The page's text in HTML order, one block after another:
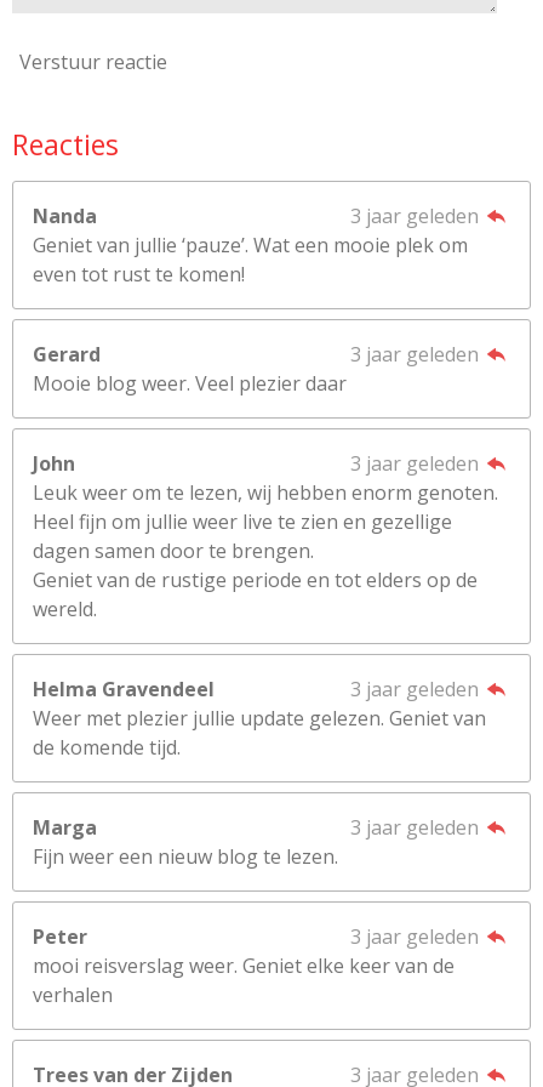
Verstuur reactie
Reacties
Nanda
3 jaar geleden
Geniet van jullie ‘pauze’. Wat een mooie plek om
even tot rust te komen!
Gerard
3 jaar geleden
Mooie blog weer. Veel plezier daar
John
3 jaar geleden
Leuk weer om te lezen, wij hebben enorm genoten.
Heel fijn om jullie weer live te zien en gezellige
dagen samen door te brengen.
Geniet van de rustige periode en tot elders op de
wereld.
Helma Gravendeel
3 jaar geleden
Weer met plezier jullie update gelezen. Geniet van
de komende tijd.
Marga
3 jaar geleden
Fijn weer een nieuw blog te lezen.
Peter
3 jaar geleden
mooi reisverslag weer. Geniet elke keer van de
verhalen
Trees van der Zijden 3 jaar geleden